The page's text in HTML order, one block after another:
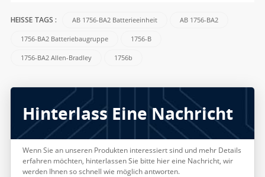
HEISSE TAGS : AB 1756-BA2 Batterieeinheit AB 1756-BA2
1756-BA2 Batteriebaugruppe 1756-B
1756-BA2 Allen-Bradley 1756b
Hinterlass Eine Nachricht
Wenn Sie an unseren Produkten interessiert sind und mehr Details
erfahren möchten, hinterlassen Sie bitte hier eine Nachricht, wir
werden Ihnen so schnell wie möglich antworten.